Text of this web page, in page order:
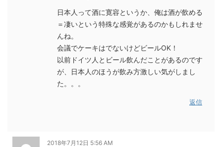
日本人って酒に寛容というか、俺は酒が飲める
＝凄いという特殊な感覚があるのかもしれませ
んね。
会議でケーキはでないけどビールOK！
以前ドイツ人とビール飲んだことがあるのです
が、日本人のほうが飲み方激しい気がしまし
た。。。
返信
2018年7月12日 5:56 AM